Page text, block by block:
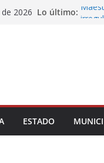
2026 Lo último:
en la
ESTADO